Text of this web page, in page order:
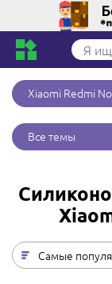
Xiaomi Redmi
Все темы
Самые